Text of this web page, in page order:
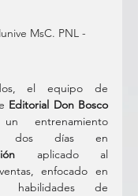
MsC. PNL -
el equipo de
Editorial Don Bosco
entrenamiento
aplicado al
enfocado en
habilidades de